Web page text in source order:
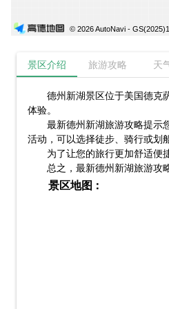
© 2026 AutoNavi -
景区介绍 旅游攻略 天
德州新湖景区位于美国德克
体验。
最新德州新湖旅游攻略提示
活动，可以选择徒步、骑行或划
为了让您的旅行更加舒适便
总之，最新德州新湖旅游攻
景区地图：